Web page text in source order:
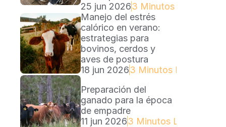
25 jun 20263 Minutos Lectura
Manejo del estrés
calórico en verano:
estrategias para
bovinos, cerdos y
aves de postura
18 jun 20263 Minutos Lectura
Preparación del
ganado para la época
de empadre
11 jun 20263 Minutos Lectura